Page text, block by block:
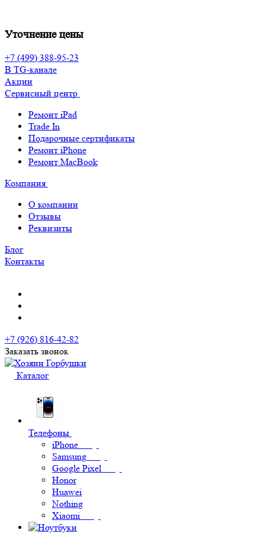
Уточнение цены
+7 (499) 388-95-23
В TG-канале
Акции
Сервисный центр
Ремонт iPad
Trade In
Подарочные сертификаты
Ремонт iPhone
Ремонт MacBook
Компания
О компании
Отзывы
Реквизиты
Блог
Контакты
+7 (926) 816-42-82
Заказать звонок
Каталог
Телефоны
iPhone
Samsung
Google Pixel
Honor
Huawei
Nothing
Xiaomi